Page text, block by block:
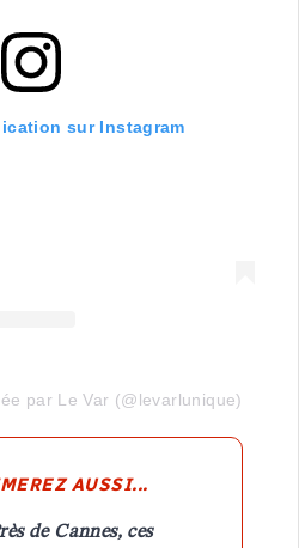
sur Instagram
par Le Var (@levarlunique)
AUSSI...
de Cannes, ces